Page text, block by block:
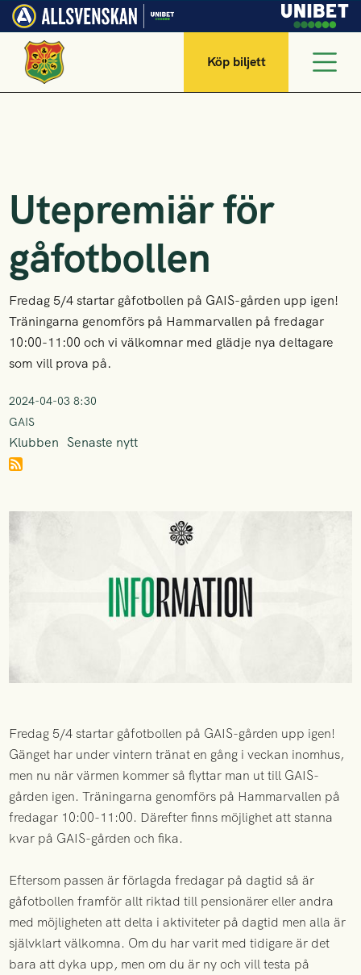
Köp biljett
Utepremiär för
gåfotbollen
Fredag 5/4 startar gåfotbollen på GAIS-gården upp igen!
Träningarna genomförs på Hammarvallen på fredagar
10:00-11:00 och vi välkomnar med glädje nya deltagare
som vill prova på.
2024-04-03 8:30
GAIS
Klubben Senaste nytt
Fredag 5/4 startar gåfotbollen på GAIS-gården upp igen!
Gänget har under vintern tränat en gång i veckan inomhus,
men nu när värmen kommer så flyttar man ut till GAIS-
gården igen. Träningarna genomförs på Hammarvallen på
fredagar 10:00-11:00. Därefter finns möjlighet att stanna
kvar på GAIS-gården och fika.
Eftersom passen är förlagda fredagar på dagtid så är
gåfotbollen framför allt riktad till pensionärer eller andra
med möjligheten att delta i aktiviteter på dagtid men alla är
självklart välkomna. Om du har varit med tidigare är det
bara att dyka upp, men om du är ny och vill testa på